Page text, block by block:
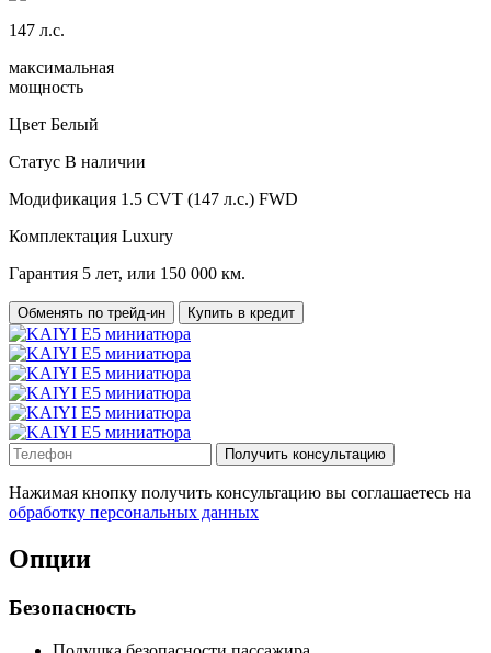
147 л.с.
максимальная
мощность
Цвет Белый
Статус В наличии
Модификация 1.5 CVT (147 л.с.) FWD
Комплектация Luxury
Гарантия 5 лет, или 150 000 км.
Обменять по трейд-ин Купить в кредит
Получить консультацию
Нажимая кнопку получить консультацию вы соглашаетесь на
обработку персональных данных
Опции
Безопасность